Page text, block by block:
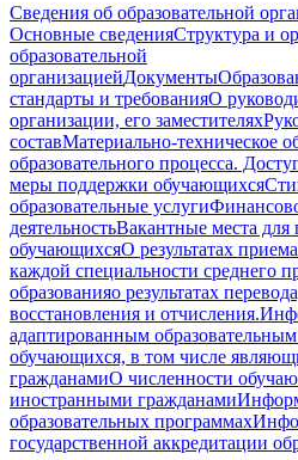
Сведения об образовательной
Основные сведенияСтруктура и
образовательной
организациейДокументы
стандарты и требованияО
организации, его заместителях
составМатериально-техническое
образовательного процесса.
меры поддержки обучающихся
образовательные услуги
деятельностьВакантные места для
обучающихсяО результатах
каждой специальности среднего
образованияо результатах
восстановления и отчисления.
адаптированным
обучающихся, в том числе
гражданамиО численности
иностранными гражданами
образовательных программах
государственной аккредитации